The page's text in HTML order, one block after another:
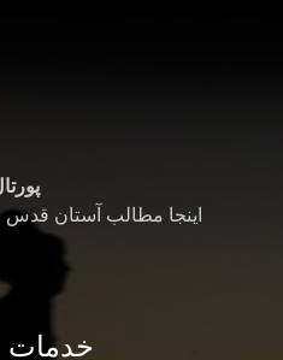
اینجا مطالب آستان قدس
خدمات